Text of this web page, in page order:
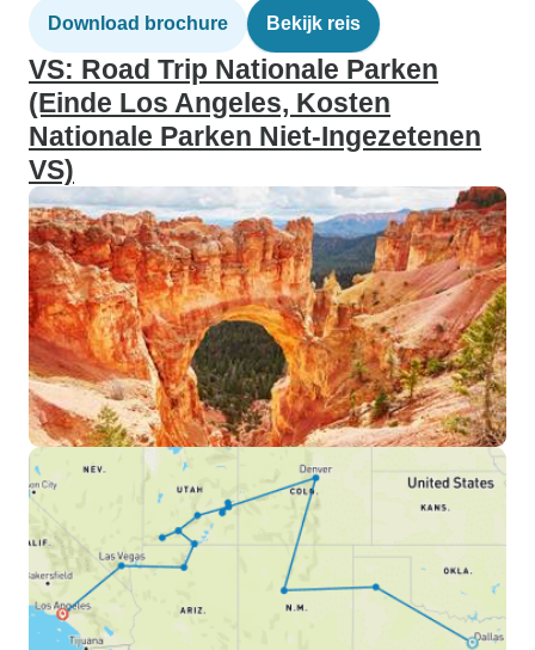
Download brochure Bekijk reis
VS: Road Trip Nationale Parken
(Einde Los Angeles, Kosten
Nationale Parken Niet-Ingezetenen
VS)